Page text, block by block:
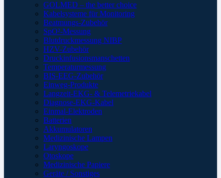
GOLMED – the better choice
Kabelsysteme für Monitoring
Beatmungs-Zubehör
SpO²-Messung
Blutdruckmessung NIBP
HZV-Zubehör
Druckinfusionsmanschetten
Temperaturmessung
BIS-EEG-Zubehör
Einweg-Produkte
Langzeit-EKG- & Telemetriekabel
Diagnose-EKG-Kabel
Einmal-Elektroden
Batterien
Akkumulatoren
Medizinische Lampen
Laryngoskope
Otoskope
Medizinische Papiere
Geräte / Sonstiges